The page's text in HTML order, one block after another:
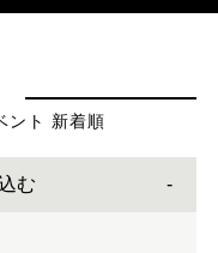
ント 新着順
む